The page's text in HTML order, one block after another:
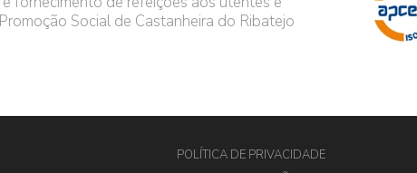
Social de Castanheira do Ribatejo
POLÍTICA DE PRIVACIDADE